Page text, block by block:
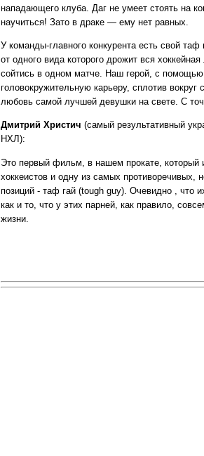
нападающего клуба. Даг не умеет стоять на
научиться! Зато в драке — ему нет равных.
У команды-главного конкурента есть свой
от одного вида которого дрожит вся
сойтись в одном матче. Наш герой, с помощью
головокружительную карьеру, сплотив
любовь самой лучшей девушки на свете. С
Дмитрий Христич (самый результативный
НХЛ):
Это первый фильм, в нашем прокате, который
хоккеистов и одну из самых противоречивых,
позиций - таф гай (tough guy). Очевидно , что
как и то, что у этих парней, как правило,
жизни.